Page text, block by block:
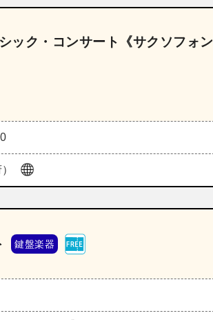
ック・コンサート《サクソフォン
鍵盤楽器